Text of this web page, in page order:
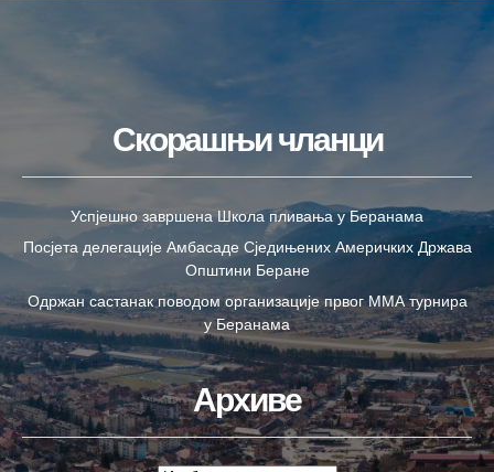
Скорашњи чланци
Успјешно завршена Школа пливања у Беранама
Посјета делегације Амбасаде Сједињених Америчких Држава
Општини Беране
Одржан састанак поводом организације првог ММА турнира
у Беранама
Архиве